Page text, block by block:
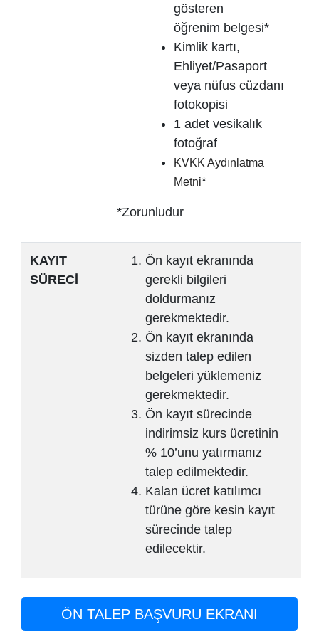
gösteren
öğrenim belgesi*
Kimlik kartı,
Ehliyet/Pasaport
veya nüfus cüzdanı
fotokopisi
1 adet vesikalık
fotoğraf
KVKK Aydınlatma
Metni*
*Zorunludur
KAYIT
SÜRECİ
Ön kayıt ekranında
gerekli bilgileri
doldurmanız
gerekmektedir.
Ön kayıt ekranında
sizden talep edilen
belgeleri yüklemeniz
gerekmektedir.
Ön kayıt sürecinde
indirimsiz kurs ücretinin
% 10’unu yatırmanız
talep edilmektedir.
Kalan ücret katılımcı
türüne göre kesin kayıt
sürecinde talep
edilecektir.
ÖN TALEP BAŞVURU EKRANI